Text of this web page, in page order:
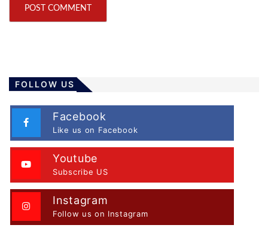
FOLLOW US
Facebook
Like us on Facebook
Youtube
Subscribe US
Instagram
Follow us on Instagram